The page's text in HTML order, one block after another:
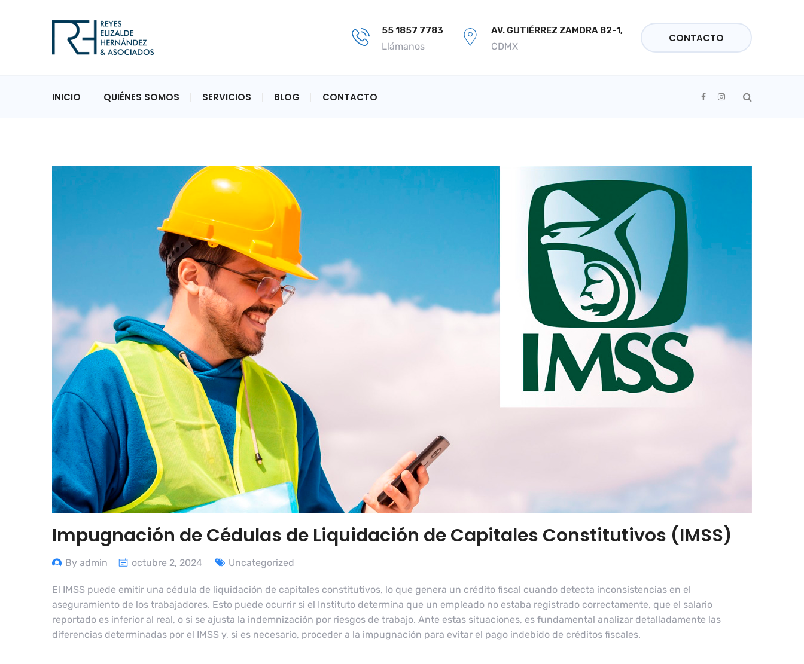
55 1857 7783
Llámanos
AV. GUTIÉRREZ ZAMORA 82-1,
CDMX
CONTACTO
INICIO QUIÉNES SOMOS SERVICIOS BLOG CONTACTO
Impugnación de Cédulas de Liquidación de Capitales Constitutivos (IMSS)
By admin octubre 2, 2024 Uncategorized
El IMSS puede emitir una cédula de liquidación de capitales constitutivos, lo que genera un crédito fiscal cuando detecta inconsistencias en el
aseguramiento de los trabajadores. Esto puede ocurrir si el Instituto determina que un empleado no estaba registrado correctamente, que el salario
reportado es inferior al real, o si se ajusta la indemnización por riesgos de trabajo. Ante estas situaciones, es fundamental analizar detalladamente las
diferencias determinadas por el IMSS y, si es necesario, proceder a la impugnación para evitar el pago indebido de créditos fiscales.